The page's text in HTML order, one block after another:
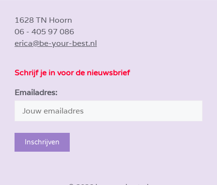
1628 TN Hoorn
06 - 405 97 086
erica@be-your-best.nl
Schrijf je in voor de nieuwsbrief
Emailadres: